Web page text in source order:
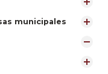
municipales